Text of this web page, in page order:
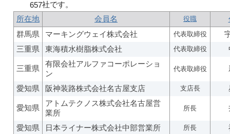
657社です。
所在地
会員名 役職
群馬県
マーキングウェイ株式会社 代表取締役
三重県
東海積水樹脂株式会社 代表取締役
三重県
有限会社アルファコーポレーショ
ン
代表取締役
愛知県 阪神装路株式会社名古屋支店 支店長
愛知県
アトムテクノス株式会社名古屋営
業所
所長
愛知県 日本ライナー株式会社中部営業所 所長